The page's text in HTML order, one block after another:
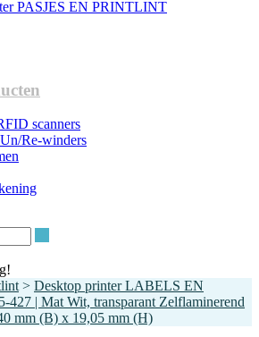
PASJES EN PRINTLINT
scanners
Re-winders
> Desktop printer LABELS EN
427 | Mat Wit, transparant Zelflaminerend
mm (B) x 19,05 mm (H)